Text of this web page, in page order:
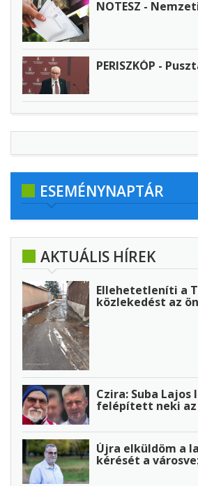
NOTESZ -
PERISZKÓP -
ESEMÉNYNAPTÁR
AKTUÁLIS HÍREK
Ellehetetleníti a
közlekedést az
Czira: Suba
felépített neki az
Újra elküldöm a
kérését a